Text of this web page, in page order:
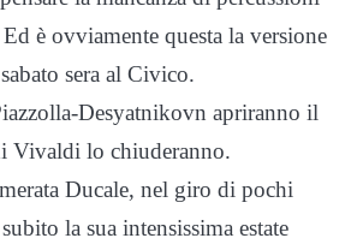
è ovviamente questa la versione
sera al Civico.
Desyatnikovn apriranno il
Vivaldi lo chiuderanno.
Ducale, nel giro di pochi
la sua intensissima estate